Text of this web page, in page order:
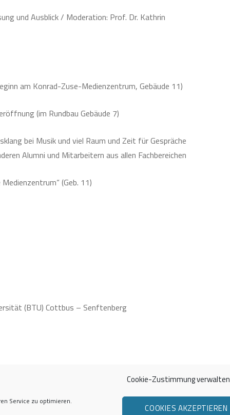
Cookie-Zustimmung verwalten
Service zu optimieren.
COOKIES AKZEPTIEREN
und Ausblick / Moderation: Prof. Dr. Kathrin
am Konrad-Zuse-Medienzentrum, Gebäude 11)
(im Rundbau Gebäude 7)
bei Musik und viel Raum und Zeit für Gespräche
Alumni und Mitarbeitern aus allen Fachbereichen
(Geb. 11)
(BTU) Cottbus – Senftenberg